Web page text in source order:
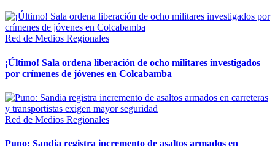
Red de Medios Regionales
¡Último! Sala ordena liberación de ocho militares investigados
por crímenes de jóvenes en Colcabamba
Red de Medios Regionales
Puno: Sandia registra incremento de asaltos armados en